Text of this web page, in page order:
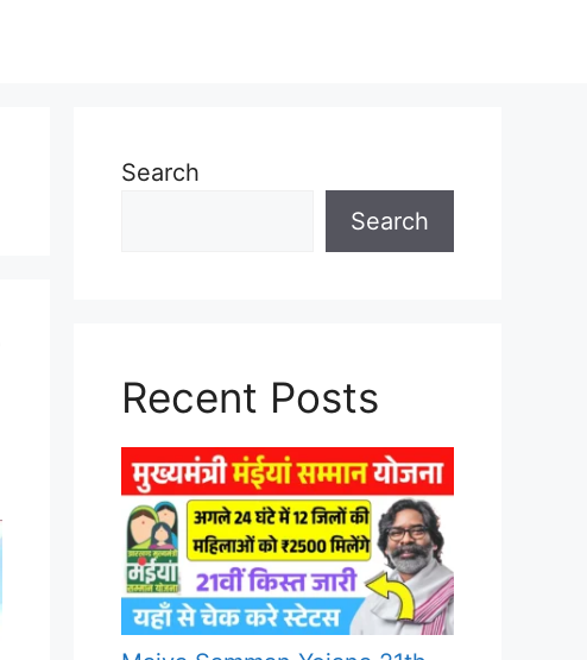
Search
Search
Recent Posts